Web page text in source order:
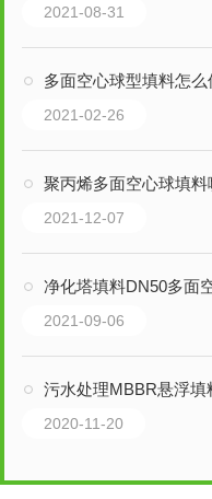
2021-08-31
多面空心球型填料怎么
2021-02-26
聚丙烯多面空心球填料
2021-12-07
净化塔填料DN50多面
2021-09-06
污水处理MBBR悬浮填
2020-11-20